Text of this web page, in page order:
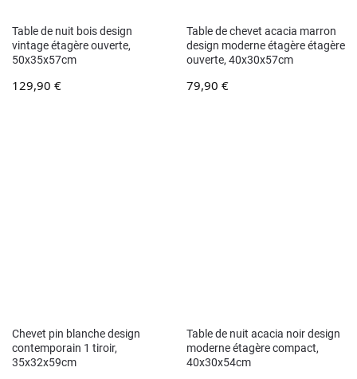
Table de nuit bois design
vintage étagère ouverte,
50x35x57cm
129,90 €
Table de chevet acacia marron
design moderne étagère étagère
ouverte, 40x30x57cm
79,90 €
Chevet pin blanche design
contemporain 1 tiroir,
35x32x59cm
Table de nuit acacia noir design
moderne étagère compact,
40x30x54cm